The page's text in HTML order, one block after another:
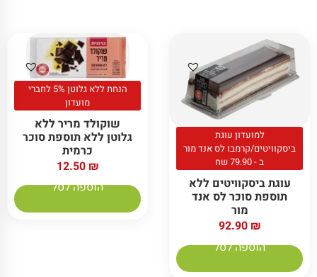
למועדון עוגת
ביסקוויטים/קרמבו לס אנד מור
ב - 79.90 שח
עוגת ביסקוויטים ללא
תוספת סוכר לס אנד
מור
92.90 ₪
הוספה לסל
הנחת ללא גלוטן 5% לחברי
מועדון
שוקולד מריר ללא
גלוטן ללא תוספת סוכר
כרמית
12.50 ₪
הוספה לסל